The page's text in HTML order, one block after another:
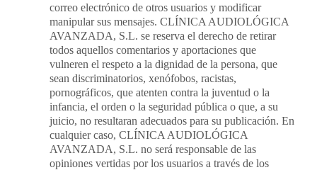
correo electrónico de otros usuarios y modificar
manipular sus mensajes. CLÍNICA AUDIOLÓGICA
AVANZADA, S.L. se reserva el derecho de retirar
todos aquellos comentarios y aportaciones que
vulneren el respeto a la dignidad de la persona, que
sean discriminatorios, xenófobos, racistas,
pornográficos, que atenten contra la juventud o la
infancia, el orden o la seguridad pública o que, a su
juicio, no resultaran adecuados para su publicación. En
cualquier caso, CLÍNICA AUDIOLÓGICA
AVANZADA, S.L. no será responsable de las
opiniones vertidas por los usuarios a través de los